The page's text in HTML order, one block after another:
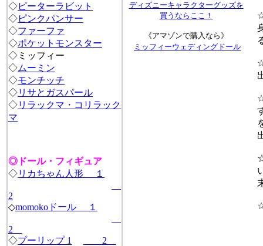
☆
☆
☆
☆
☆
ディズニーキャラクターグッズを
買うならここ！
《アマゾンで購入なら》
ミッフィーウェディングドール
◇ピーターラビット
◇ピンクパンサー
◇ファーファ
◇ポケットモンスター
◇ ミッフィー
◇ムーミン
◇モンチッチ
◇リサとガスパール
◇リラックマ・コリラック
マ
◎ドール・フィギュア
◇リカちゃん人形 １
2
◇momokoドール １
2
◇プーリップ 1 2